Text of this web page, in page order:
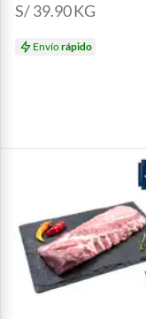
S/ 39.90KG
Envíorápido